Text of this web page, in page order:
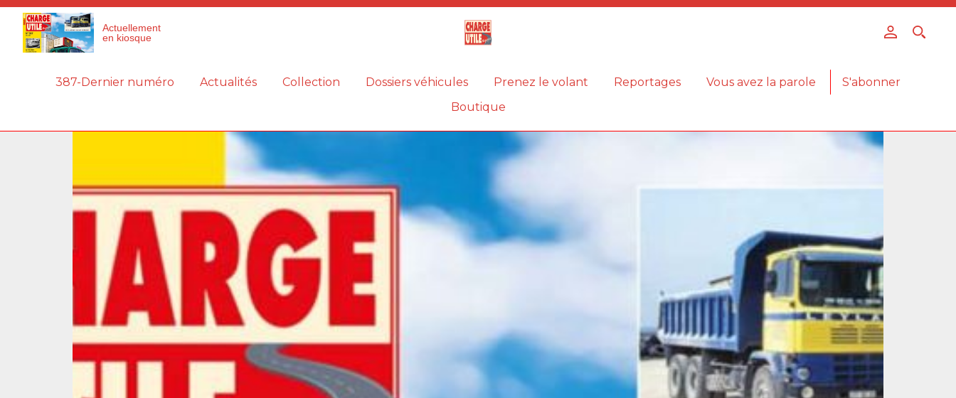
Actuellement
en kiosque
387-Dernier numéro Actualités Collection Dossiers véhicules Prenez le volant Reportages Vous avez la parole
S'abonner
Boutique
Panneau de gestion des cookies